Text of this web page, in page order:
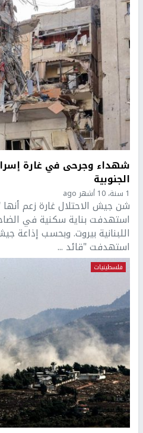
شهداء وجرحى في غارة
الجنوبية
1 سنة، 10 أشهر ago
شن جيش الاحتلال غارة زعم
استهدفت بناية سكنية في
اللبنانية بيروت. وبحسب إذاعة
استهدفت "قائد ...
فلسطينيات